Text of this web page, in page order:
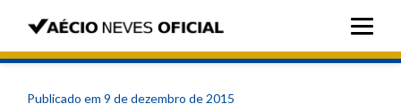
Publicado em 9 de dezembro de 2015